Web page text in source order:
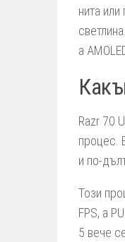
нита
а
Razr 70
процес.
и по-
Този
FPS, а
5 вече